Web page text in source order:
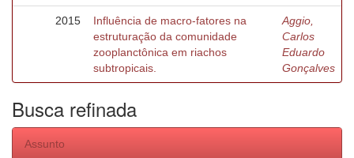
2015
Influência de macro-fatores na
estruturação da comunidade
zooplanctônica em riachos
subtropicais.
Aggio,
Carlos
Eduardo
Gonçalves
Busca refinada
Assunto